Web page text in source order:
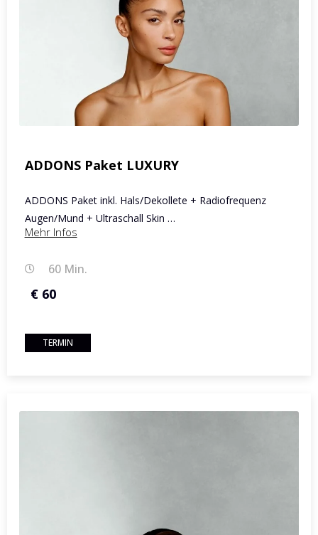
ADDONS Paket LUXURY
ADDONS Paket inkl. Hals/Dekollete + Radiofrequenz
Augen/Mund + Ultraschall Skin …
Mehr Infos
60 Min.
€ 60
TERMIN